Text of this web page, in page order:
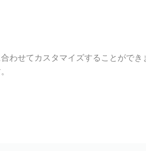
わせてカスタマイズすることができ